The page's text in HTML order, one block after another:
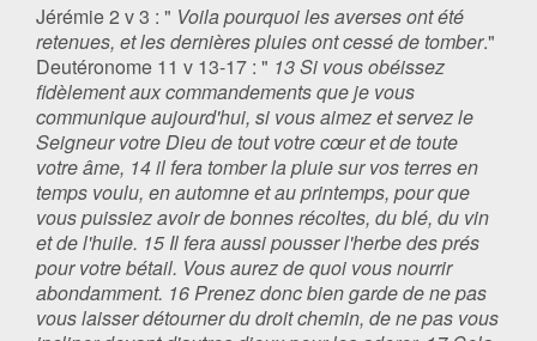
Jérémie 2 v 3 : " Voila pourquoi les averses ont été
retenues, et les dernières pluies ont cessé de tomber."
Deutéronome 11 v 13-17 : " 13 Si vous obéissez
fidèlement aux commandements que je vous
communique aujourd'hui, si vous aimez et servez le
Seigneur votre Dieu de tout votre cœur et de toute
votre âme, 14 il fera tomber la pluie sur vos terres en
temps voulu, en automne et au printemps, pour que
vous puissiez avoir de bonnes récoltes, du blé, du vin
et de l'huile. 15 Il fera aussi pousser l'herbe des prés
pour votre bétail. Vous aurez de quoi vous nourrir
abondamment. 16 Prenez donc bien garde de ne pas
vous laisser détourner du droit chemin, de ne pas vous